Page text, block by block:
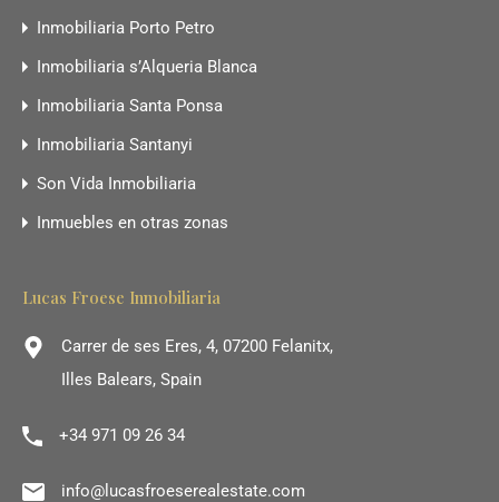
Inmobiliaria Porto Petro
Inmobiliaria s’Alqueria Blanca
Inmobiliaria Santa Ponsa
Inmobiliaria Santanyi
Son Vida Inmobiliaria
Inmuebles en otras zonas
Lucas Froese Inmobiliaria
Carrer de ses Eres, 4, 07200 Felanitx,
Illes Balears, Spain
+34 971 09 26 34
info@lucasfroeserealestate.com